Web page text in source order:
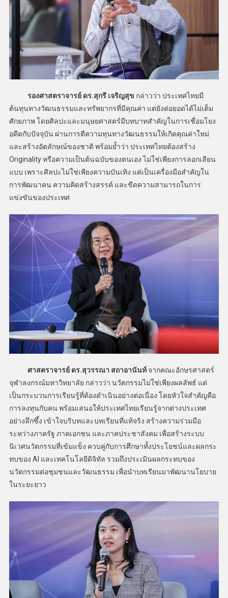
รองศาสตราจารย์ ดร.สุกรี เจริญสุข กล่าวว่า ประเทศไทยมี
ต้นทุนทางวัฒนธรรมและทรัพยากรที่มีคุณค่า แต่ยังต่อยอดได้ไม่เต็ม
ศักยภาพ โดยศิลปะและมนุษยศาสตร์มีบทบาทสำคัญในการเชื่อมโยง
อดีตกับปัจจุบัน ผ่านการตีความทุนทางวัฒนธรรมให้เกิดคุณค่าใหม่
และสร้างอัตลักษณ์ของชาติ พร้อมย้ำว่า ประเทศไทยต้องสร้าง
Originality หรือความเป็นต้นฉบับของตนเอง ไม่ใช่เพียงการลอกเลียน
แบบ เพราะศิลปะไม่ใช่เพียงความบันเทิง แต่เป็นเครื่องมือสำคัญใน
การพัฒนาคน ความคิดสร้างสรรค์ และขีดความสามารถในการ
แข่งขันของประเทศ
ศาสตราจารย์ ดร.สุวรรณา สถาอานันท์จากคณะอักษรศาสตร์
จุฬาลงกรณ์มหาวิทยาลัย กล่าวว่า นวัตกรรมไม่ใช่เพียงผลลัพธ์ แต่
เป็นกระบวนการเรียนรู้ที่ต้องดำเนินอย่างต่อเนื่อง โดยหัวใจสำคัญคือ
การลงทุนกับคน พร้อมเสนอให้ประเทศไทยเรียนรู้จากต่างประเทศ
อย่างลึกซึ้ง เข้าใจบริบทและบทเรียนที่แท้จริง สร้างความร่วมมือ
ระหว่างภาครัฐ ภาคเอกชน และภาคประชาสังคม เพื่อสร้างระบบ
นิเวศนวัตกรรมที่เข้มแข็ง ควบคู่กับการศึกษาทั้งประโยชน์และผลกระ
ทบของ AI และเทคโนโลยีดิจิทัล รวมถึงประเมินผลกระทบของ
นวัตกรรมต่อชุมชนและวัฒนธรรม เพื่อนำบทเรียนมาพัฒนานโยบาย
ในระยะยาว